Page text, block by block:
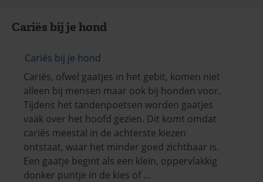
Cariës bij je hond
Cariës bij je hond
Cariës, ofwel gaatjes in het gebit, komen niet
alleen bij mensen maar ook bij honden voor.
Tijdens het tandenpoetsen worden gaatjes
vaak over het hoofd gezien. Dit komt omdat
cariës meestal in de achterste kiezen
ontstaat, waar het minder goed zichtbaar is.
Een gaatje begint als een klein, oppervlakkig
donker puntje in de kies of …